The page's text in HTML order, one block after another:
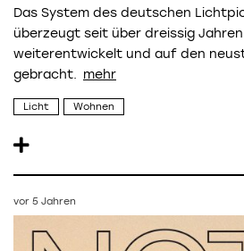
Das System des deutschen
überzeugt seit über dreissig
weiterentwickelt und auf den
gebracht.
Licht Wohnen
vor 5 Jahren